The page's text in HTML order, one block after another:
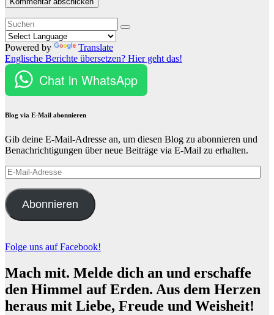
Powered by
Translate
Englische Berichte übersetzen? Hier geht das!
Chat in WhatsApp
Blog via E-Mail abonnieren
Gib deine E-Mail-Adresse an, um diesen Blog zu abonnieren und
Benachrichtigungen über neue Beiträge via E-Mail zu erhalten.
E-
Mail-
Adresse
Abonnieren
Folge uns auf Facebook!
Mach mit. Melde dich an und erschaffe
den Himmel auf Erden. Aus dem Herzen
heraus mit Liebe, Freude und Weisheit!